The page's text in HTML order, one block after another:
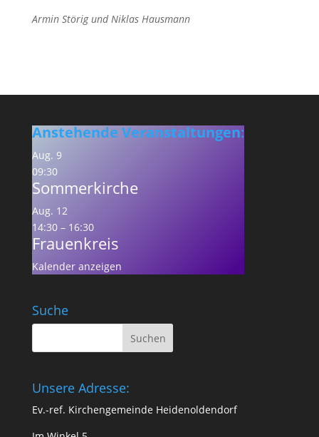
Armin Störig und Niklas Hausmann
Anstehende Veranstaltungen:
Aug. 9
09:30
Sommerkirche
Aug. 12
14:30– 16:30
Frauenkreis
Kalender anzeigen
Suche
Unsere Adresse:
Ev.-ref. Kirchengemeinde Heidenoldendorf